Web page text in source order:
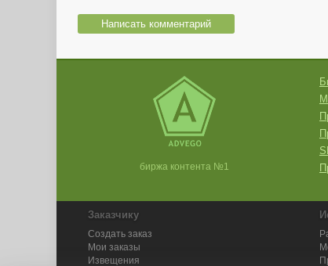
Написать комментарий
биржа контента №1
Заказчику
Создать заказ
Мои заказы
Извещения